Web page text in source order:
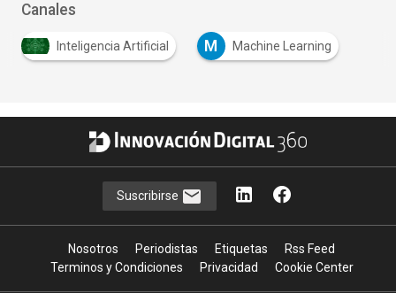
Canales
Inteligencia Artificial M Machine Learning
Suscribirse
Nosotros Periodistas Etiquetas
Rss Feed
Terminos y Condiciones
Privacidad Cookie Center